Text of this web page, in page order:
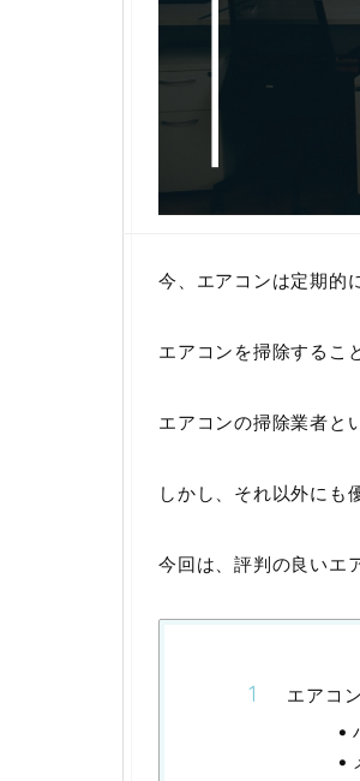
今、エアコンは定期的
エアコンを掃除するこ
エアコンの掃除業者と
しかし、それ以外にも
今回は、評判の良いエ
エアコ